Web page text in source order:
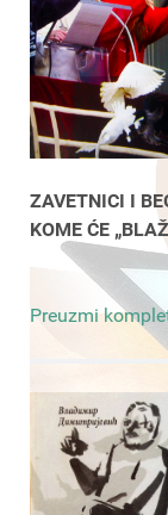
ZAVETNICI I
KOME ĆE
Preuzmi